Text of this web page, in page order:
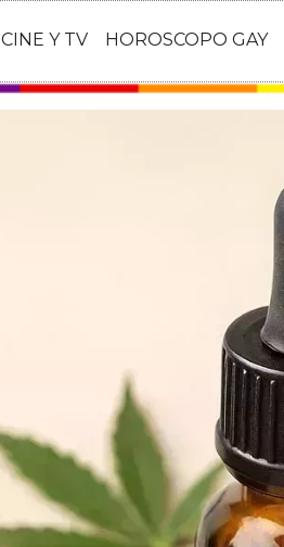
CINE Y TV HOROSCOPO GAY